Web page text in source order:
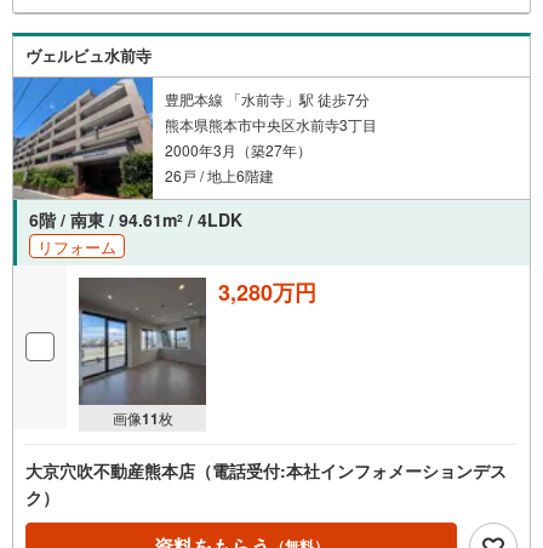
ヴェルビュ水前寺
豊肥本線 「水前寺」駅 徒歩7分
熊本県熊本市中央区水前寺3丁目
2000年3月（築27年）
26戸 / 地上6階建
6階 / 南東 / 94.61m2 / 4LDK
リフォーム
画像11枚
3,280万円
大京穴吹不動産熊本店（電話受付:本社インフォメーションデス
ク）